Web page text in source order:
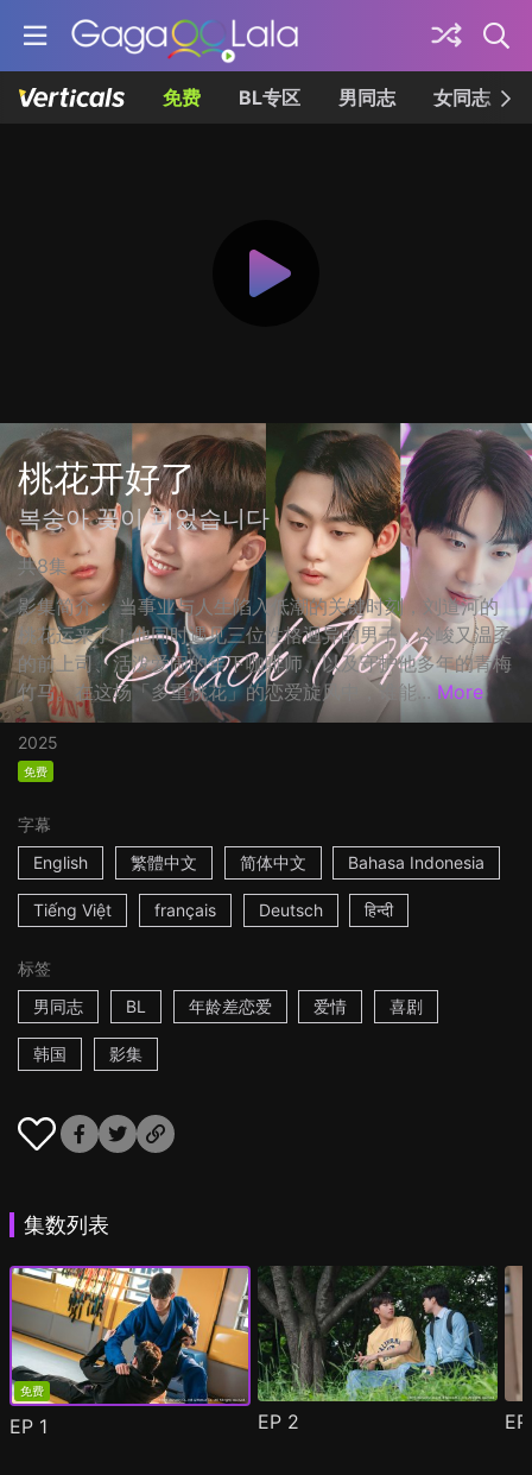
免费 BL专区 男同志 女同志
桃花开好了
복숭아 꽃이 피었습니다
共8集
影集简介： 当事业与人生陷入低潮的关键时刻，刘道河的
桃花运来了！他同时遇见三位性格迥异的男子，冷峻又温柔
的前上司、活泼爱闹的年下咖啡师、以及守护他多年的青梅
竹马。在这场「多重桃花」的恋爱旋风中，谁能... More
2025
免费
字幕
English
繁體中文 简体中文 Bahasa Indonesia
Tiếng Việt français Deutsch हिन्दी
标签
男同志
BL 年龄差恋爱 爱情 喜剧
韩国 影集
集数列表
免费
EP 1 EP 2